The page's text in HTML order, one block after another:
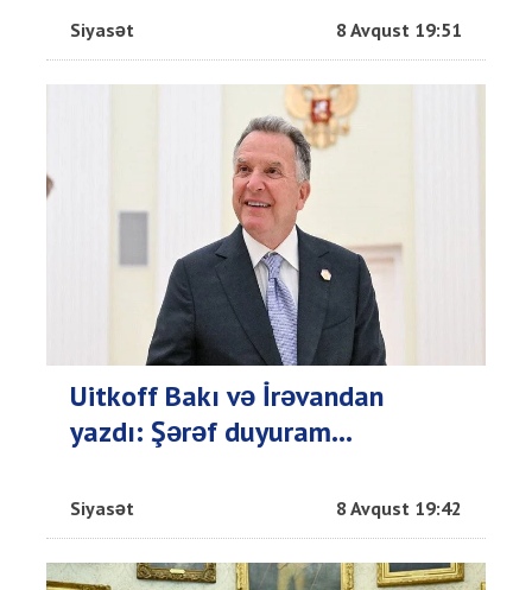
Siyasət 8 Avqust 19:51
Uitkoff Bakı və İrəvandan
yazdı: Şərəf duyuram...
Siyasət 8 Avqust 19:42